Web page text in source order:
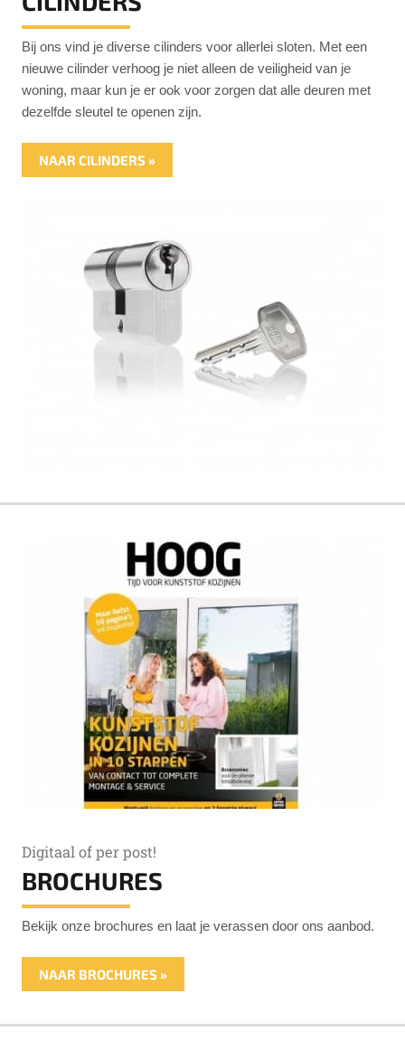
Bij ons vind je diverse cilinders voor allerlei sloten. Met een
nieuwe cilinder verhoog je niet alleen de veiligheid van je
woning, maar kun je er ook voor zorgen dat alle deuren met
dezelfde sleutel te openen zijn.
NAAR CILINDERS »
Digitaal of per post!
BROCHURES
Bekijk onze brochures en laat je verassen door ons aanbod.
NAAR BROCHURES »